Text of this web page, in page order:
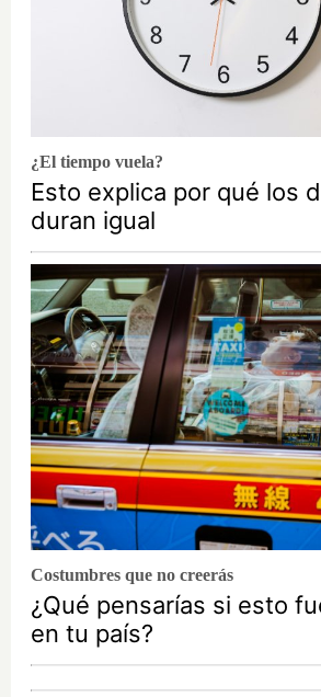
¿El tiempo vuela?
Esto explica por qué los
duran igual
Costumbres que no creerás
¿Qué pensarías si esto
en tu país?